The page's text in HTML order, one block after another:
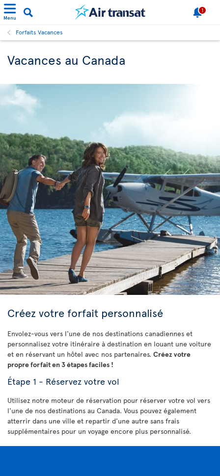
Menu
1
Forfaits Vacances
Vacances au Canada
Créez votre forfait personnalisé
Envolez-vous vers l'une de nos destinations canadiennes et
personnalisez votre itinéraire à destination en louant une voiture
et en réservant un hôtel avec nos partenaires. Créez votre
propre forfait en 3 étapes faciles !
Étape 1 - Réservez votre vol
Utilisez notre moteur de réservation pour réserver votre vol vers
l'une de nos destinations au Canada. Vous pouvez également
atterrir dans une ville et repartir d'une autre sans frais
supplémentaires pour un voyage encore plus personnalisé.